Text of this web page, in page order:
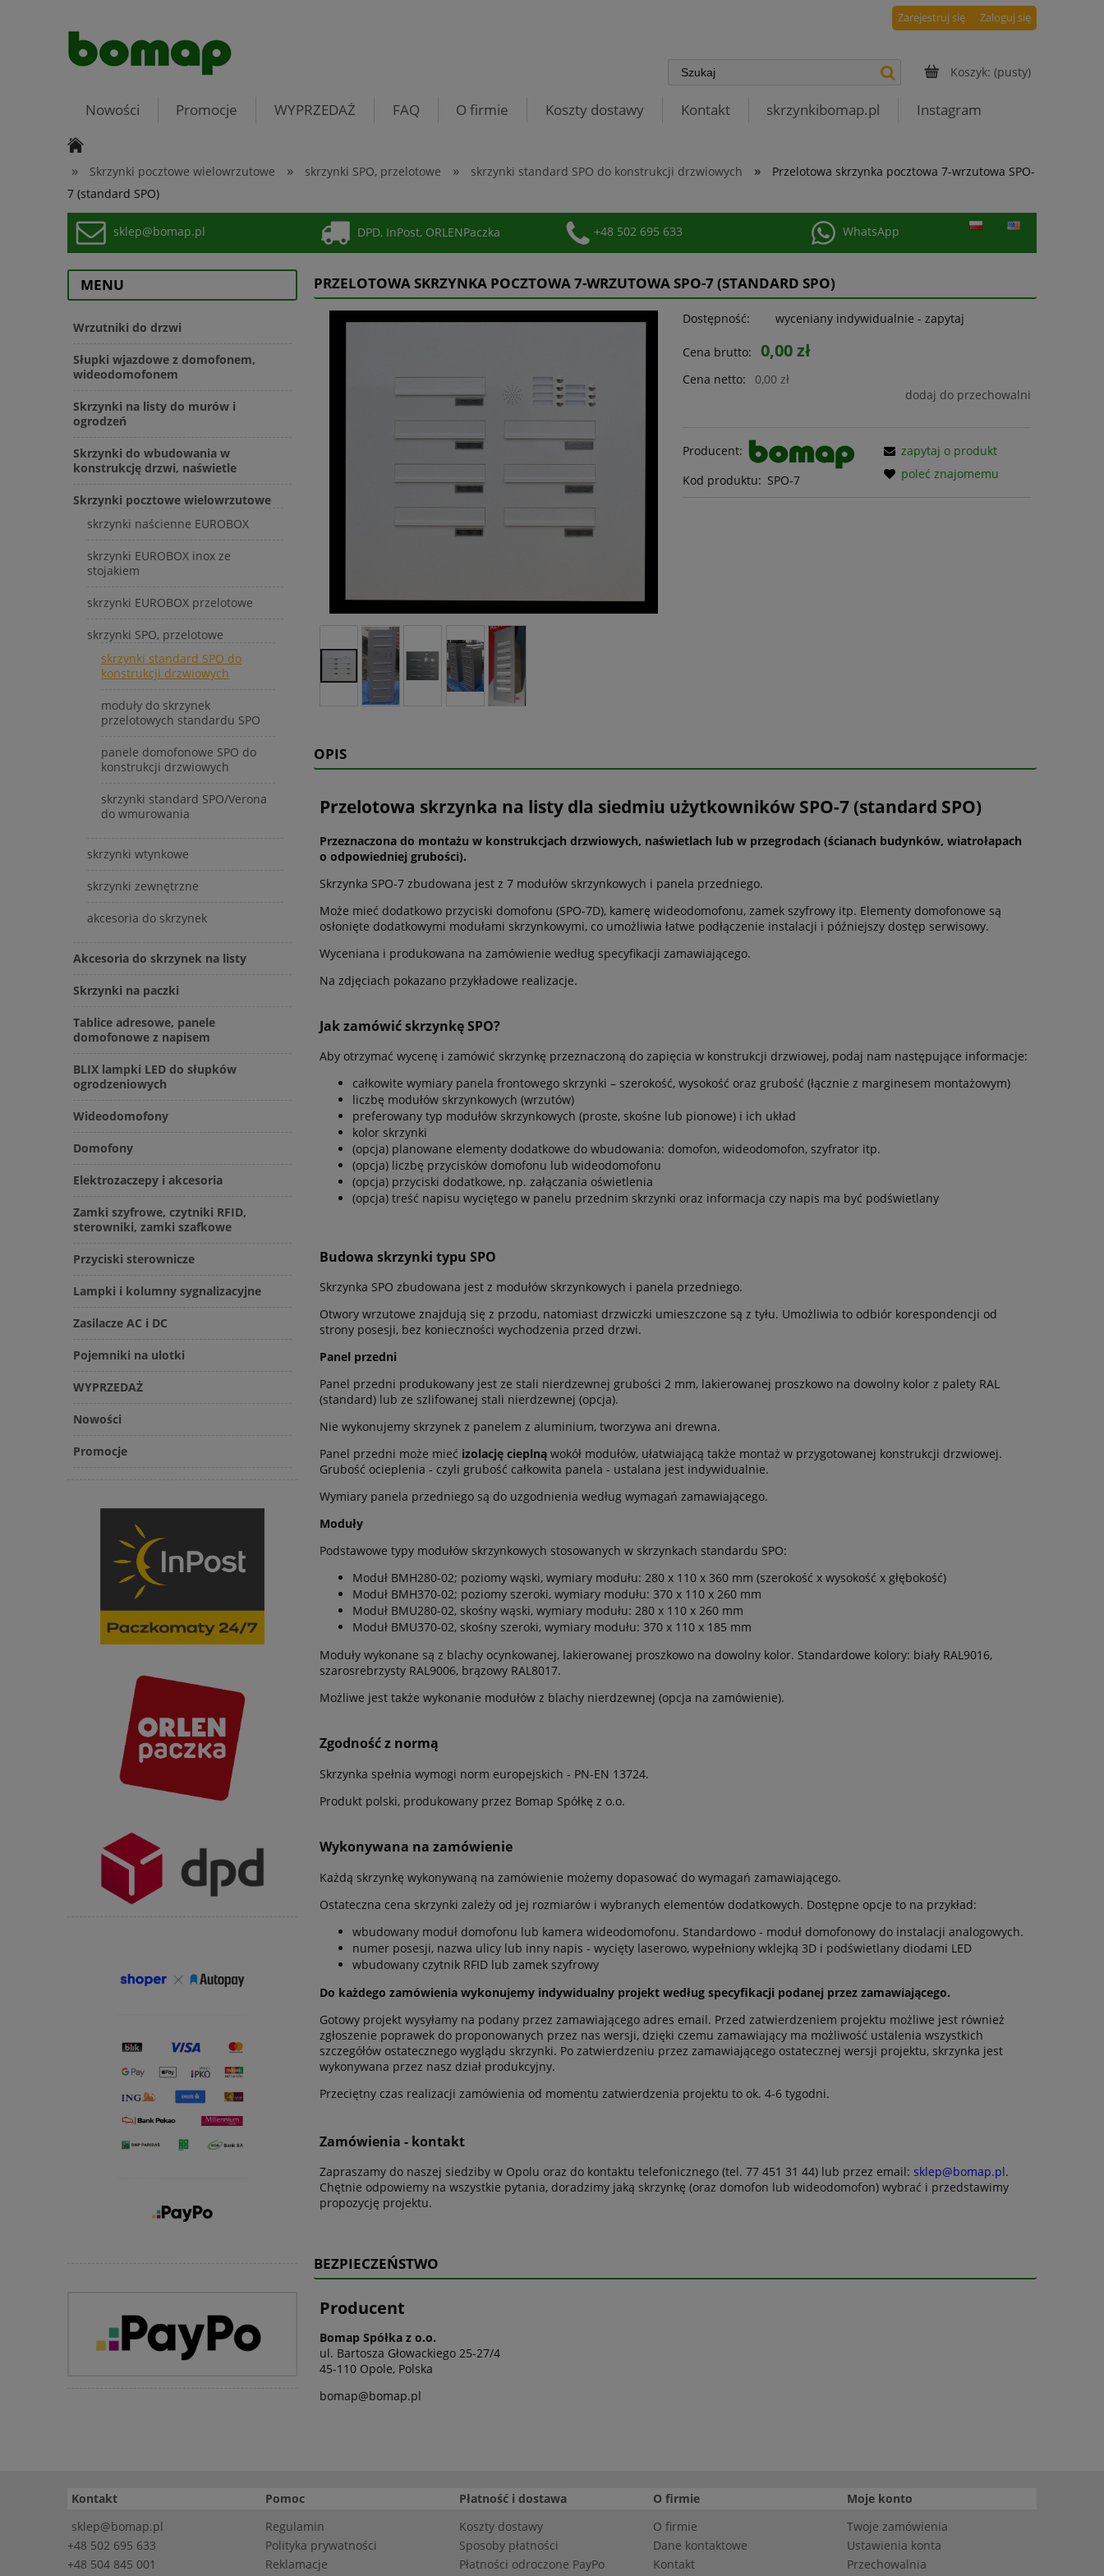
Zarejestruj się Zaloguj się
Koszyk: (pusty)
Nowości Promocje WYPRZEDAŻ FAQ O firmie Koszty dostawy Kontakt skrzynkibomap.pl Instagram
» Skrzynki pocztowe wielowrzutowe » skrzynki SPO, przelotowe » skrzynki standard SPO do konstrukcji drzwiowych »
Przelotowa skrzynka pocztowa 7-wrzutowa SPO-
7 (standard SPO)
sklep@bomap.pl DPD, InPost, ORLENPaczka +48 502 695 633 WhatsApp
MENU
Wrzutniki do drzwi
Słupki wjazdowe z domofonem,
wideodomofonem
Skrzynki na listy do murów i
ogrodzeń
Skrzynki do wbudowania w
konstrukcję drzwi, naświetle
Skrzynki pocztowe wielowrzutowe
skrzynki naścienne EUROBOX
skrzynki EUROBOX inox ze
stojakiem
skrzynki EUROBOX przelotowe
skrzynki SPO, przelotowe
skrzynki standard SPO do
konstrukcji drzwiowych
moduły do skrzynek
przelotowych standardu SPO
panele domofonowe SPO do
konstrukcji drzwiowych
skrzynki standard SPO/Verona
do wmurowania
skrzynki wtynkowe
skrzynki zewnętrzne
akcesoria do skrzynek
Akcesoria do skrzynek na listy
Skrzynki na paczki
Tablice adresowe, panele
domofonowe z napisem
BLIX lampki LED do słupków
ogrodzeniowych
Wideodomofony
Domofony
Elektrozaczepy i akcesoria
Zamki szyfrowe, czytniki RFID,
sterowniki, zamki szafkowe
Przyciski sterownicze
Lampki i kolumny sygnalizacyjne
Zasilacze AC i DC
Pojemniki na ulotki
WYPRZEDAŻ
Nowości
Promocje
PRZELOTOWA SKRZYNKA POCZTOWA 7-WRZUTOWA SPO-7 (STANDARD SPO)
Dostępność: wyceniany indywidualnie - zapytaj
Cena brutto: 0,00 zł
Cena netto:
0,00 zł
dodaj do przechowalni
Producent:
Kod produktu: SPO-7
zapytaj o produkt
poleć znajomemu
OPIS
Przelotowa skrzynka na listy dla siedmiu użytkowników SPO-7 (standard SPO)
Przeznaczona do montażu w konstrukcjach drzwiowych, naświetlach lub w przegrodach (ścianach budynków, wiatrołapach
o odpowiedniej grubości).
Skrzynka SPO-7 zbudowana jest z 7 modułów skrzynkowych i panela przedniego.
Może mieć dodatkowo przyciski domofonu (SPO-7D), kamerę wideodomofonu, zamek szyfrowy itp. Elementy domofonowe są
osłonięte dodatkowymi modułami skrzynkowymi, co umożliwia łatwe podłączenie instalacji i późniejszy dostęp serwisowy.
Wyceniana i produkowana na zamówienie według specyfikacji zamawiającego.
Na zdjęciach pokazano przykładowe realizacje.
Jak zamówić skrzynkę SPO?
Aby otrzymać wycenę i zamówić skrzynkę przeznaczoną do zapięcia w konstrukcji drzwiowej, podaj nam następujące informacje:
całkowite wymiary panela frontowego skrzynki – szerokość, wysokość oraz grubość (łącznie z marginesem montażowym)
liczbę modułów skrzynkowych (wrzutów)
preferowany typ modułów skrzynkowych (proste, skośne lub pionowe) i ich układ
kolor skrzynki
(opcja) planowane elementy dodatkowe do wbudowania: domofon, wideodomofon, szyfrator itp.
(opcja) liczbę przycisków domofonu lub wideodomofonu
(opcja) przyciski dodatkowe, np. załączania oświetlenia
(opcja) treść napisu wyciętego w panelu przednim skrzynki oraz informacja czy napis ma być podświetlany
Budowa skrzynki typu SPO
Skrzynka SPO zbudowana jest z modułów skrzynkowych i panela przedniego.
Otwory wrzutowe znajdują się z przodu, natomiast drzwiczki umieszczone są z tyłu. Umożliwia to odbiór korespondencji od
strony posesji, bez konieczności wychodzenia przed drzwi.
Panel przedni
Panel przedni produkowany jest ze stali nierdzewnej grubości 2 mm, lakierowanej proszkowo na dowolny kolor z palety RAL
(standard) lub ze szlifowanej stali nierdzewnej (opcja).
Nie wykonujemy skrzynek z panelem z aluminium, tworzywa ani drewna.
Panel przedni może mieć izolację cieplną wokół modułów, ułatwiającą także montaż w przygotowanej konstrukcji drzwiowej.
Grubość ocieplenia - czyli grubość całkowita panela - ustalana jest indywidualnie.
Wymiary panela przedniego są do uzgodnienia według wymagań zamawiającego.
Moduły
Podstawowe typy modułów skrzynkowych stosowanych w skrzynkach standardu SPO:
Moduł BMH280-02; poziomy wąski, wymiary modułu: 280 x 110 x 360 mm (szerokość x wysokość x głębokość)
Moduł BMH370-02; poziomy szeroki, wymiary modułu: 370 x 110 x 260 mm
Moduł BMU280-02, skośny wąski, wymiary modułu: 280 x 110 x 260 mm
Moduł BMU370-02, skośny szeroki, wymiary modułu: 370 x 110 x 185 mm
Moduły wykonane są z blachy ocynkowanej, lakierowanej proszkowo na dowolny kolor. Standardowe kolory: biały RAL9016,
szarosrebrzysty RAL9006, brązowy RAL8017.
Możliwe jest także wykonanie modułów z blachy nierdzewnej (opcja na zamówienie).
Zgodność z normą
Skrzynka spełnia wymogi norm europejskich - PN-EN 13724.
Produkt polski, produkowany przez Bomap Spółkę z o.o.
Wykonywana na zamówienie
Każdą skrzynkę wykonywaną na zamówienie możemy dopasować do wymagań zamawiającego.
Ostateczna cena skrzynki zależy od jej rozmiarów i wybranych elementów dodatkowych. Dostępne opcje to na przykład:
wbudowany moduł domofonu lub kamera wideodomofonu. Standardowo - moduł domofonowy do instalacji analogowych.
numer posesji, nazwa ulicy lub inny napis - wycięty laserowo, wypełniony wklejką 3D i podświetlany diodami LED
wbudowany czytnik RFID lub zamek szyfrowy
Do każdego zamówienia wykonujemy indywidualny projekt według specyfikacji podanej przez zamawiającego.
Gotowy projekt wysyłamy na podany przez zamawiającego adres email. Przed zatwierdzeniem projektu możliwe jest również
zgłoszenie poprawek do proponowanych przez nas wersji, dzięki czemu zamawiający ma możliwość ustalenia wszystkich
szczegółów ostatecznego wyglądu skrzynki. Po zatwierdzeniu przez zamawiającego ostatecznej wersji projektu, skrzynka jest
wykonywana przez nasz dział produkcyjny.
Przeciętny czas realizacji zamówienia od momentu zatwierdzenia projektu to ok. 4-6 tygodni.
Zamówienia - kontakt
Zapraszamy do naszej siedziby w Opolu oraz do kontaktu telefonicznego (tel. 77 451 31 44) lub przez email: sklep@bomap.pl.
Chętnie odpowiemy na wszystkie pytania, doradzimy jaką skrzynkę (oraz domofon lub wideodomofon) wybrać i przedstawimy
propozycję projektu.
BEZPIECZEŃSTWO
Producent
Bomap Spółka z o.o.
ul. Bartosza Głowackiego 25-27/4
45-110 Opole, Polska
bomap@bomap.pl
Kontakt
sklep@bomap.pl
+48 502 695 633
+48 504 845 001
Pomoc
Regulamin
Polityka prywatności
Reklamacje
Płatność i dostawa
Koszty dostawy
Sposoby płatności
Płatności odroczone PayPo
O firmie
O firmie
Dane kontaktowe
Kontakt
Moje konto
Twoje zamówienia
Ustawienia konta
Przechowalnia